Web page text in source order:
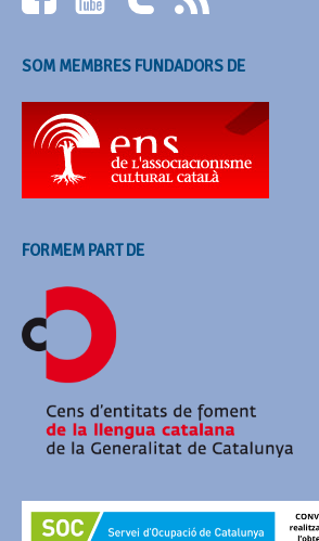
SOM MEMBRES FUNDADORS DE
FORMEM PART DE